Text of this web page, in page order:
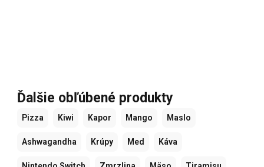
Ďalšie obľúbené produkty
Pizza Kiwi Kapor Mango Maslo
Ashwagandha Krúpy Med Káva